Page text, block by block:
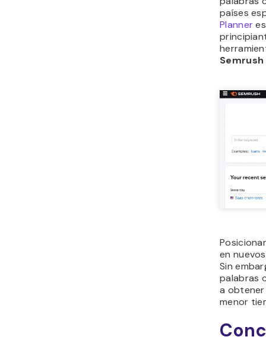
países
Planner
Semrush
en
Sin
palabras
a obtener
menor